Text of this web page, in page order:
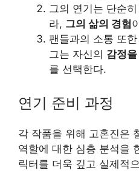
그의 연기는 단순
라, 그의 삶의 경험
팬들과의 소통 또
그는 자신의 감정을
를 선택한다.
연기 준비 과정
각 작품을 위해 고혼진은
역할에 대한 심층 분석을
릭터를 더욱 깊고 실제적